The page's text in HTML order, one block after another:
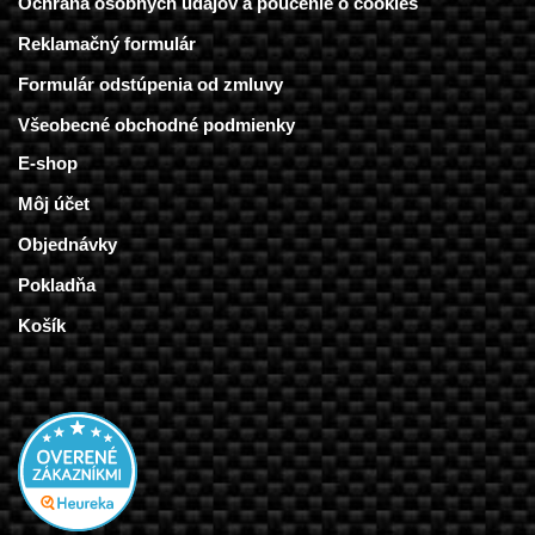
Reklamačný formulár
Formulár odstúpenia od zmluvy
Všeobecné obchodné podmienky
E-shop
Môj účet
Objednávky
Pokladňa
Košík